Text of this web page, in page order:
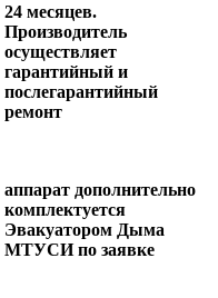
24 месяцев.
Производитель
осуществляет
гарантийный и
послегарантийный
ремонт
аппарат дополнительно
комплектуется
Эвакуатором Дыма
МТУСИ по заявке